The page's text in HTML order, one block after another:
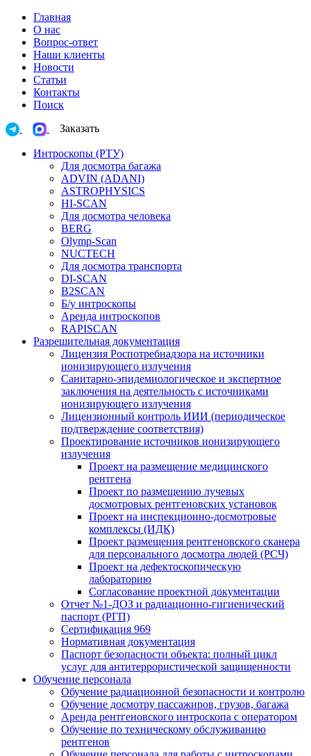
Главная
О нас
Вопрос-ответ
Наши клиенты
Новости
Статьи
Контакты
Поиск
Заказать
Интроскопы (РТУ)
Для досмотра багажа
ADVIN (ADANI)
ASTROPHYSICS
HI-SCAN
Для досмотра человека
BERG
Olymp-Scan
NUCTECH
Для досмотра транспорта
DI-SCAN
B2SCAN
Б/у интроскопы
Аренда интроскопов
RAPISCAN
Разрешительная документация
Лицензия Роспотребнадзора на источники
ионизирующего излучения
Санитарно-эпидемиологическое и экспертное
заключения на деятельность с источниками
ионизирующего излучения
Лицензионный контроль ИИИ (периодическое
подтверждение соответствия)
Проектирование источников ионизирующего
излучения
Проект на размещение медицинского
рентгена
Проект по размещению лучевых
досмотровых рентгеновских установок
Проект на инспекционно-досмотровые
комплексы (ИДК)
Проект размещения рентгеновского сканера
для персонального досмотра людей (РСЧ)
Проект на дефектоскопическую
лабораторию
Согласование проектной документации
Отчет №1-ДОЗ и радиационно-гигиенический
паспорт (РГП)
Сертификация 969
Нормативная документация
Паспорт безопасности объекта: полный цикл
услуг для антитеррористической защищенности
Обучение персонала
Обучение радиационной безопасности и контролю
Обучение досмотру пассажиров, грузов, багажа
Аренда рентгеновского интроскопа с оператором
Обучение по техническому обслуживанию
рентгенов